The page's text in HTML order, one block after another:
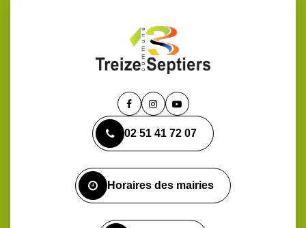
Lien
le
compte
Lien
le
compte
Lien
la
chaîne
02 51 41 72 07
Horaires des mairies